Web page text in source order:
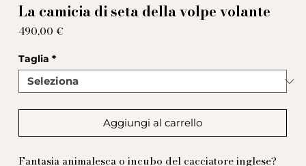
La camicia di seta della volpe volante
490,00 €
Taglia *
Aggiungi al carrello
Fantasia animalesca o incubo del cacciatore inglese?